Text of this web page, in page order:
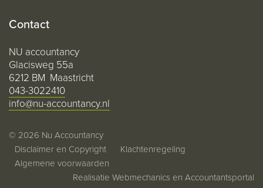
Contact
NU accountancy
Glacisweg 55a
6212 BM Maastricht
043-3022410
info@nu-accountancy.nl
© 2026 Nu Accountancy
Disclaimer en Copyright
Klachtenregeling
Algemene voorwaarden
Realisatie Webmechanics en Accountantsportal